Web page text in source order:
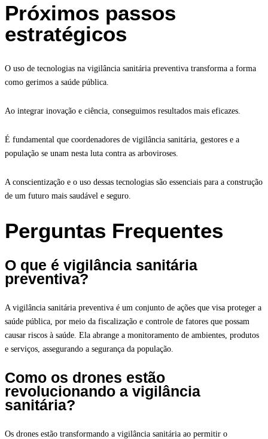
Próximos passos
estratégicos
O uso de tecnologias na vigilância sanitária preventiva transforma a forma
como gerimos a saúde pública.
Ao integrar inovação e ciência, conseguimos resultados mais eficazes.
É fundamental que coordenadores de vigilância sanitária, gestores e a
população se unam nesta luta contra as arboviroses.
A conscientização e o uso dessas tecnologias são essenciais para a construção
de um futuro mais saudável e seguro.
Perguntas Frequentes
O que é vigilância sanitária
preventiva?
A vigilância sanitária preventiva é um conjunto de ações que visa proteger a
saúde pública, por meio da fiscalização e controle de fatores que possam
causar riscos à saúde. Ela abrange a monitoramento de ambientes, produtos
e serviços, assegurando a segurança da população.
Como os drones estão
revolucionando a vigilância
sanitária?
Os drones estão transformando a vigilância sanitária ao permitir o